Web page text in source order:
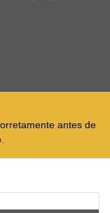
antes de